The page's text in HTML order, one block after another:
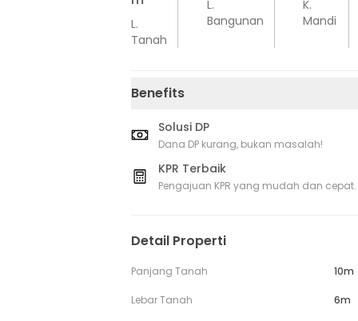
L.
Tanah
L.
Bangunan
K.
Mandi
Benefits
Solusi DP
Dana DP kurang, bukan masalah!
KPR Terbaik
Pengajuan KPR yang mudah dan cepat.
Detail Properti
Panjang Tanah 10m
Lebar Tanah 6m